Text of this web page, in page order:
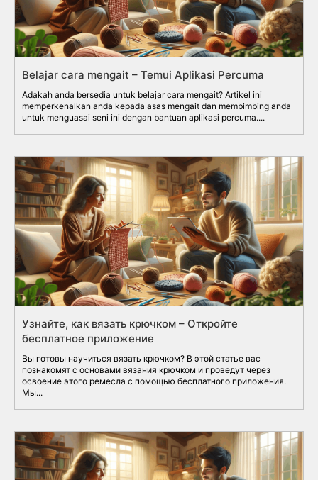
Belajar cara mengait – Temui Aplikasi Percuma
Adakah anda bersedia untuk belajar cara mengait? Artikel ini
memperkenalkan anda kepada asas mengait dan membimbing anda
untuk menguasai seni ini dengan bantuan aplikasi percuma....
Узнайте, как вязать крючком – Откройте
бесплатное приложение
Вы готовы научиться вязать крючком? В этой статье вас
познакомят с основами вязания крючком и проведут через
освоение этого ремесла с помощью бесплатного приложения.
Мы...